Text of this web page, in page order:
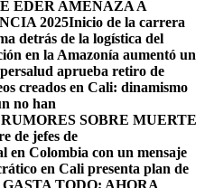
EDER AMENAZA A
2025Inicio de la carrera
detrás de la logística del
en la Amazonía aumentó un
aprueba retiro de
creados en Cali: dinamismo
no han
SOBRE MUERTE
de jefes de
en Colombia con un mensaje
en Cali presenta plan de